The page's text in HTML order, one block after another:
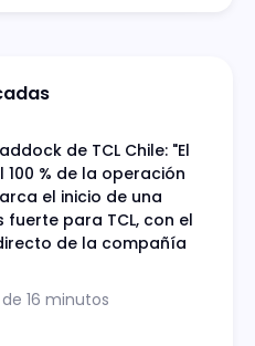
de TCL Chile: "El
% de la operación
el inicio de una
fuerte para TCL, con el
de la compañía
16 minutos